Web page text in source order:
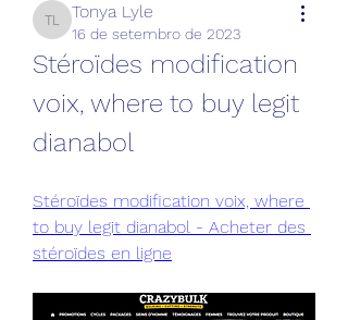
Tonya Lyle
Tonya Lyle
16 de setembro de 2023
Stéroïdes modification
voix, where to buy legit
dianabol
Stéroïdes modification voix, where
to buy legit dianabol - Acheter des
stéroïdes en ligne